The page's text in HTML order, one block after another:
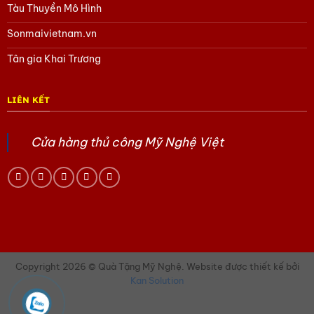
mại để tạo nên vẻ ngoài phóng khoáng, thời thượng.
2. Khăn Quàng Cổ Ấm Áp và Duyên Dáng
Dù là tiết trời se lạnh của mùa thu, đông hay chỉ là trong
Tàu Thuyền Mô Hình
Sonmaivietnam.vn
Tân gia Khai Trương
LIÊN KẾT
Cửa hàng thủ công Mỹ Nghệ Việt
Copyright 2026 © Quà Tặng Mỹ Nghệ. Website được thiết kế bởi
Kan Solution